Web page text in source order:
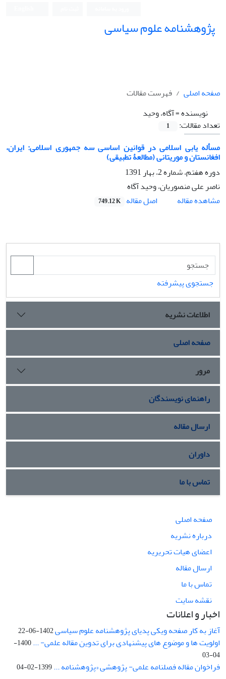
پژوهشنامه علوم سیاسی
صفحه اصلی
فهرست مقالات
نویسنده =آگاه، وحید
تعداد مقالات:
1
مسأله‏ یابی اسلامی در قوانین اساسی سه جمهوری اسلامی: ایران،
افغانستان و موریتانی (مطالعۀ تطبیقی)
دوره هفتم، شماره 2، بهار 1391
ناصر علی منصوریان، وحید آگاه
مشاهده مقاله
اصل مقاله 749.12 K
جستجوی پیشرفته
اطلاعات نشریه
صفحه اصلی
مرور
راهنمای نویسندگان
ارسال مقاله
داوران
تماس با ما
صفحه اصلی
درباره نشریه
اعضای هیات تحریریه
ارسال مقاله
تماس با ما
نقشه سایت
اخبار و اعلانات
آغاز به کار صفحه ویکی پدیای پژوهشنامه علوم سیاسی1402-06-22
اولویت ها و موضوع های پیشنهادی برای تدوین مقاله علمی- ...
1400-
04-03
فراخوان مقاله فصلنامه علمی- پژوهشی «پژوهشنامه ...1399-02-04